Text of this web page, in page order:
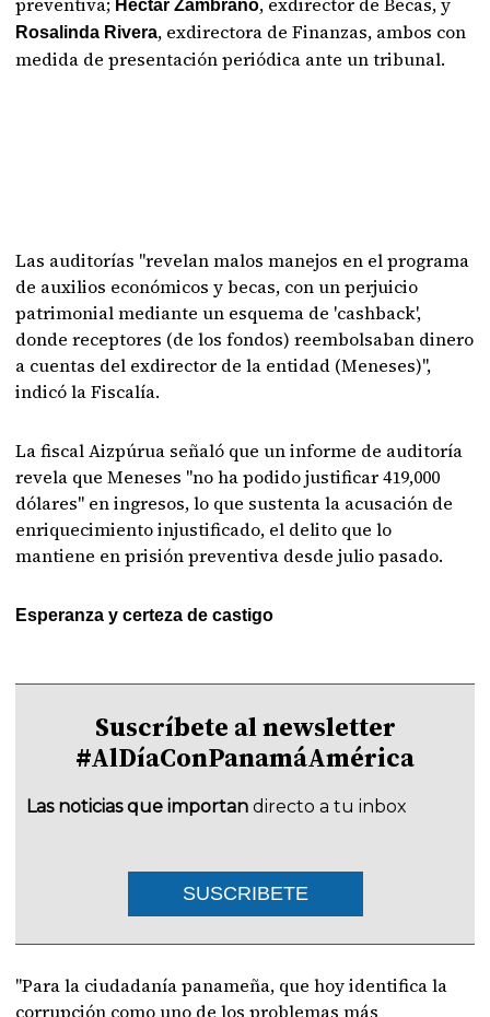
Héctar Zambrano
Rosalinda Rivera, exdirectora de Finanzas, ambos con
medida de presentación periódica ante un tribunal.
Las auditorías "revelan malos manejos en el programa
de auxilios económicos y becas, con un perjuicio
patrimonial mediante un esquema de 'cashback',
donde receptores (de los fondos) reembolsaban dinero
a cuentas del exdirector de la entidad (Meneses)",
indicó la Fiscalía.
La fiscal Aizpúrua señaló que un informe de auditoría
revela que Meneses "no ha podido justificar 419,000
dólares" en ingresos, lo que sustenta la acusación de
enriquecimiento injustificado, el delito que lo
mantiene en prisión preventiva desde julio pasado.
Esperanza y certeza de castigo
Suscríbete al newsletter
#AlDíaConPanamáAmérica
Las noticias que importan directo a tu inbox
SUSCRIBETE
"Para la ciudadanía panameña, que hoy identifica la
corrupción como uno de los problemas más